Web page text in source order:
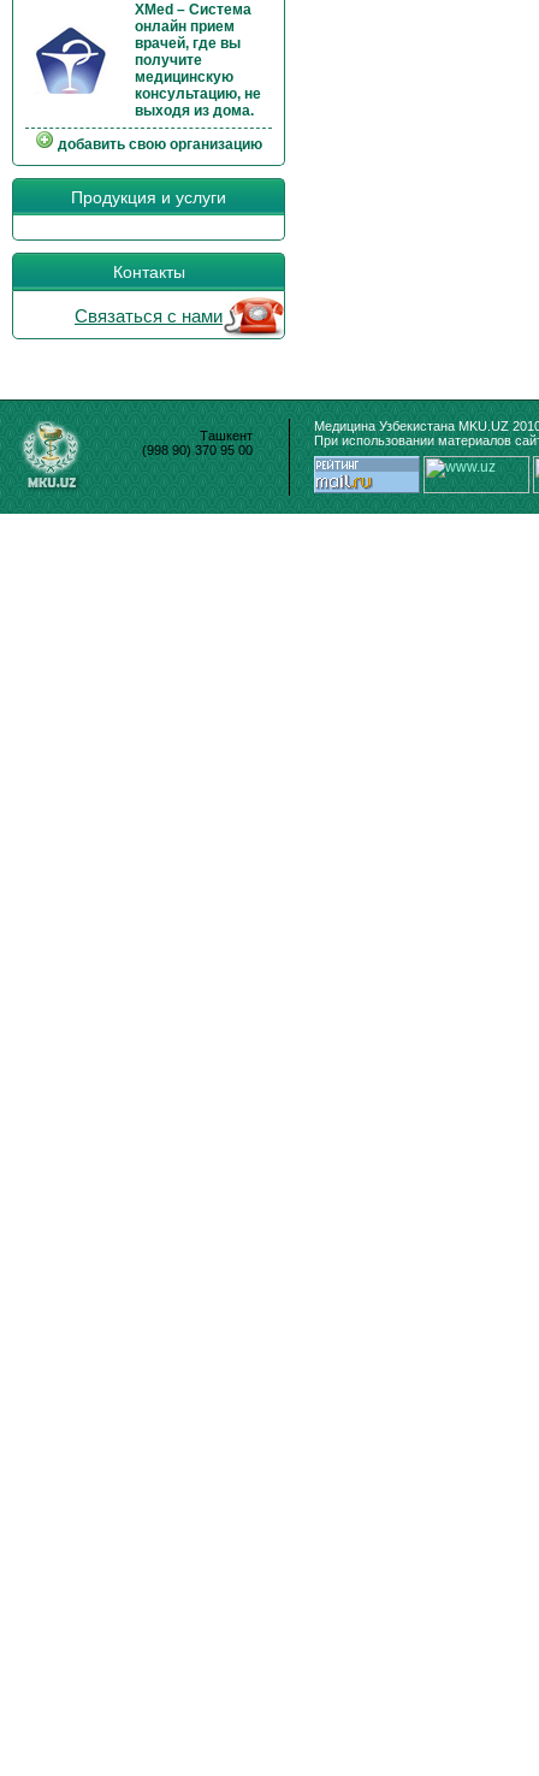
XMed – Система
онлайн прием
врачей, где вы
получите
медицинскую
консультацию, не
выходя из дома.
добавить свою организацию
Продукция и услуги
Контакты
Связаться с нами
Ташкент
(998 90) 370 95 00
Медицина Узбекистана MKU.UZ
При использовании материалов